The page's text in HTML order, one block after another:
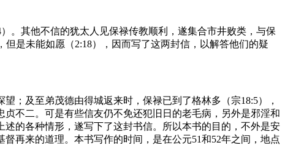
。其他不信的犹太人见保禄传教顺利，遂集合市井败类，与保
是未能如愿（2:18），因而写了这两封信，以解答他们的疑
；及至弟茂德由得城返来时，保禄已到了格林多（宗18:5），
不二。可是有些信友仍不免还犯旧日的老毛病，另外是邪淫和
的各种情形，遂写下了这封书信。所以本书的目的，不外是安
再来的道理。本书写作的时间，是在公元51和52年之间，地点